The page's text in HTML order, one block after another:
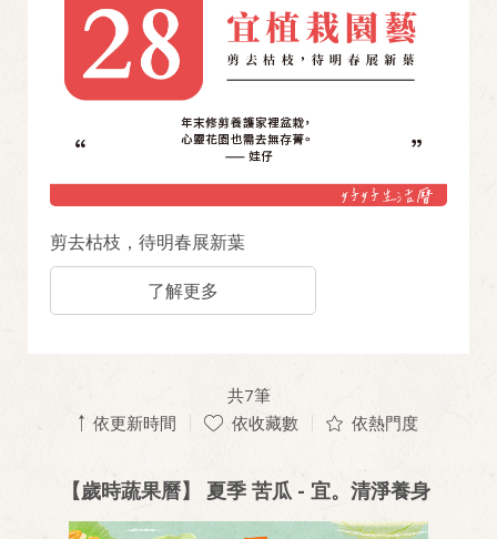
剪去枯枝，待明春展新葉
了解更多
共7筆
依更新時間
依收藏數 依熱門度
【歲時蔬果曆】 夏季 苦瓜 - 宜。清淨養身